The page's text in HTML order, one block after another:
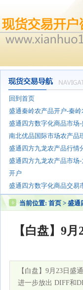
回到首页
盛通秦岭农产品开户-秦
盛通四方数字化商品市场
南北优品国际市场农产品
盛通四方九龙农产品行情
盛通四方九龙农产品市场
开户
盛通四方数字化商品交易
当前位置: 首页 > 盛通
【白盘】9
【白盘】9月23日盛
进一步放出 DIFF和